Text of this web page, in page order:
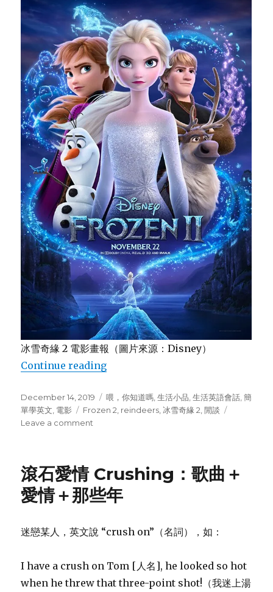
冰雪奇緣 2 電影畫報（圖片來源：Disney）
Continue reading
Posted
on
December 14, 2019 Categories
喂，你知道嗎 ,生活小品 ,生活英語會話 ,簡
單學英文 電影 Tags
Frozen 2 reindeers 冰雪奇緣 2 閒談
Leave a comment
緣
2：
那
年，
那
麋
滾石愛情 Crushing：歌曲＋
愛情＋那些年
迷戀某人，英文說 “crush on”（名詞），如：
I have a crush on Tom [人名], he looked so hot
when he threw that three-point shot!（我迷上湯